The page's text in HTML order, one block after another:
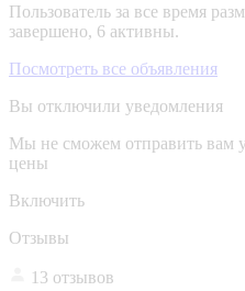
Пользователь за все время
завершено, 6 активны.
Посмотреть все объявления
Вы отключили уведомления
Мы не сможем отправить вам
цены
Включить
Отзывы
13 отзывов